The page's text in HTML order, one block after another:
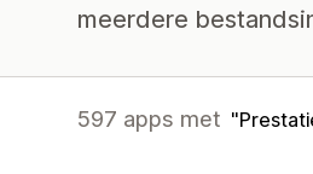
meerdere
597 apps met